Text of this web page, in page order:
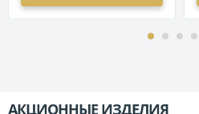
АКЦИОННЫЕ ИЗДЕЛИЯ